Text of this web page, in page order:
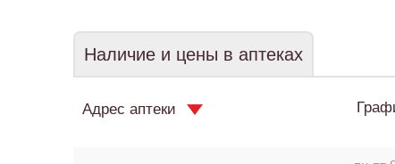
Наличие и цены в аптеках
Адрес аптеки